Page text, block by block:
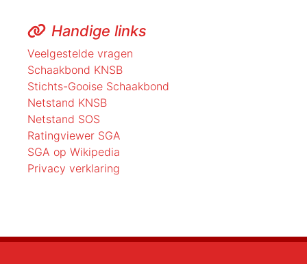
Handige links
Veelgestelde vragen
Schaakbond KNSB
Stichts-Gooise Schaakbond
Netstand KNSB
Netstand SOS
Ratingviewer SGA
SGA op Wikipedia
Privacy verklaring